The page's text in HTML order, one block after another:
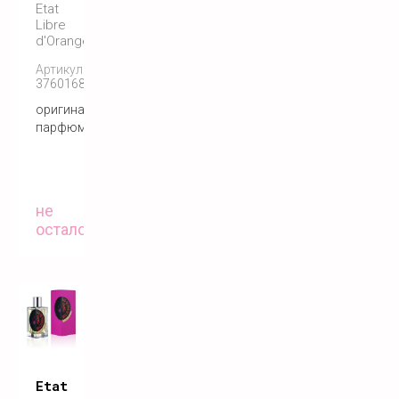
Etat
Libre
d'Orange
Артикул:
3760168591129
оригинальный
парфюм
не
осталось
Etat